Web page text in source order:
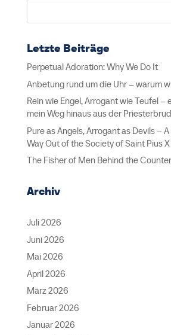
Letzte Beiträge
Perpetual Adoration: Why We Do It
Anbetung rund um die Uhr – warum
Rein wie Engel, Arrogant wie Teufel –
mein Weg hinaus aus der
Pure as Angels, Arrogant as Devils –
Way Out of the Society of Saint Pius X
The Fisher of Men Behind the Counter
Archiv
Juli 2026
Juni 2026
Mai 2026
April 2026
März 2026
Februar 2026
Januar 2026